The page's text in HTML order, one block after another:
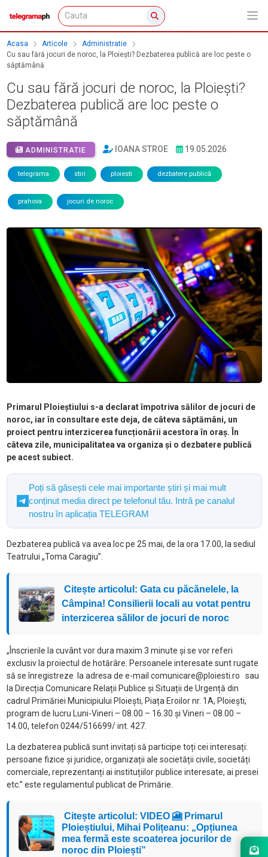
Acasa Articole
Administratie
Cu sau fără jocuri de noroc, la Ploiești? Dezbaterea publică are loc peste o
săptămână
Cu sau fără jocuri de noroc, la Ploiești?
Dezbaterea publică are loc peste o
săptămână
ADMINISTRATIE IOANA STROE 19.05.2026
telegrama stiri ploiesti dezbatere publică
prahova jocuri de noroc
Primarul Ploieștiului s-a declarat împotriva sălilor de jocuri de
noroc, iar în consultare este deja, de câteva săptămâni, un
proiect pentru interzicerea funcționării acestora în oraș. În
câteva zile, municipalitatea va organiza și o dezbatere publică
pe acest subiect.
Poți să găsești cele mai importante știri și mai mult
conținut media direct pe telefonul tău. Intră pe canalul
nostru în aplicația TELEGRAM
Dezbaterea publică va avea loc pe 25 mai, de la ora 17.00, la sediul
Teatrului „Toma Caragiu”.
Citește articolul: Gata cu păcănelele, la
Câmpina! Consilierii locali au votat pentru
interzicerea sălilor de jocuri de noroc
„Înscrierile la cuvânt vor dura maxim 3 minute și se vor referi
exclusiv la proiectul de hotărâre. Persoanele interesate sunt rugate
să se înregistreze la adresa de e-mail comunicare@ploiesti.ro sau
la Direcția Comunicare Relații Publice și Situații de Urgență din
cadrul Primăriei Municipiului Ploiești, Piața Eroilor nr. 1A, Ploiești,
program de lucru Luni-Vineri – 08.00 – 16.30 și Vineri – 08.00 –
14.00, telefon 0244/516699/ int. 427.
La dezbaterea publică sunt invitați să participe toți cei interesați:
persoane fizice și juridice, organizații ale societății civile, societăți
comerciale, reprezentanți ai instituțiilor publice interesate, ai presei
etc.” este regulamentul publicat de Primărie.
Citește articolul: VIDEO 🎦 Primarul
Ploieștiului, Mihai Polițeanu: „Opțiunea
mea fermă este scoaterea jocurilor de
noroc din Ploiești”